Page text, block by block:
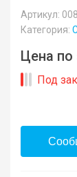
Артикул:
Категория:
Цена по
Под